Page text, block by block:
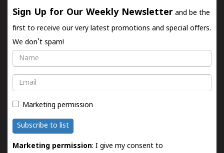
Sign Up for Our Weekly Newsletter and be the
first to receive our very latest promotions and special offers.
We don't spam!
Name
Email
Marketing permission
Subscribe to list
Marketing permission: I give my consent to